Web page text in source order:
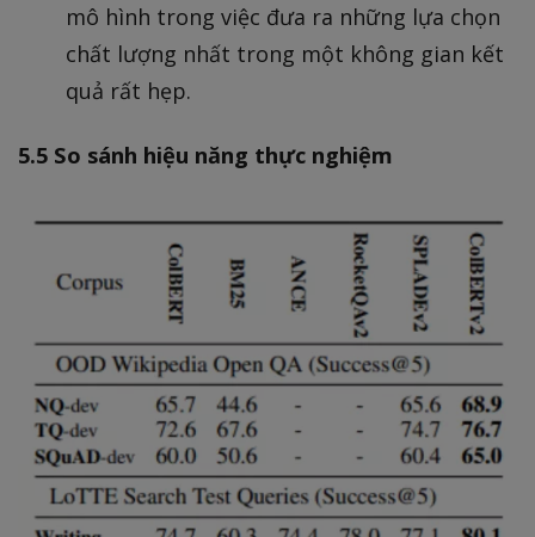
mô hình trong việc đưa ra những lựa chọn
chất lượng nhất trong một không gian kết
quả rất hẹp.
5.5 So sánh hiệu năng thực nghiệm